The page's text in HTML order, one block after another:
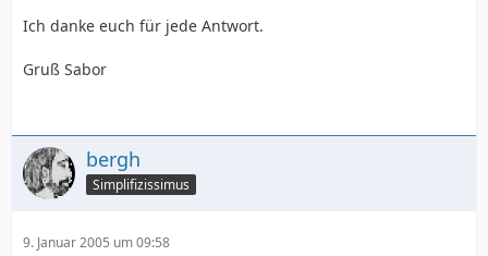
Ich danke euch für jede Antwort.
Gruß Sabor
bergh
Simplifizissimus
9. Januar 2005 um 09:58